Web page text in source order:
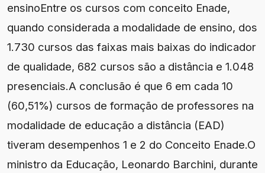
ensinoEntre os cursos com conceito Enade,
quando considerada a modalidade de ensino, dos
1.730 cursos das faixas mais baixas do indicador
de qualidade, 682 cursos são a distância e 1.048
presenciais.A conclusão é que 6 em cada 10
(60,51%) cursos de formação de professores na
modalidade de educação a distância (EAD)
tiveram desempenhos 1 e 2 do Conceito Enade.O
ministro da Educação, Leonardo Barchini, durante